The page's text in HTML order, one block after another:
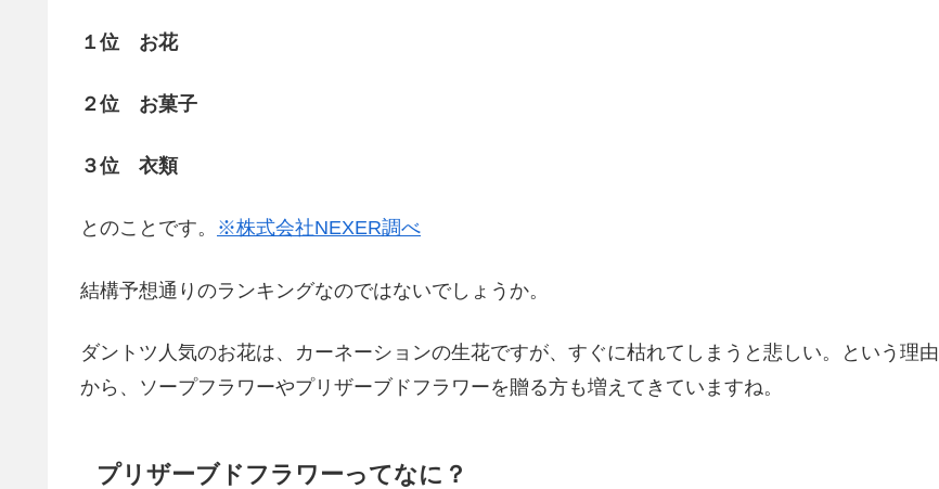
１位 お花
２位 お菓子
３位 衣類
とのことです。 ※株式会社NEXER調べ
結構予想通りのランキングなのではないでしょうか。
ダントツ人気のお花は、カーネーションの生花ですが、すぐに枯れてしまうと悲しい。という理由
から、ソープフラワーやプリザーブドフラワーを贈る方も増えてきていますね。
プリザーブドフラワーってなに？